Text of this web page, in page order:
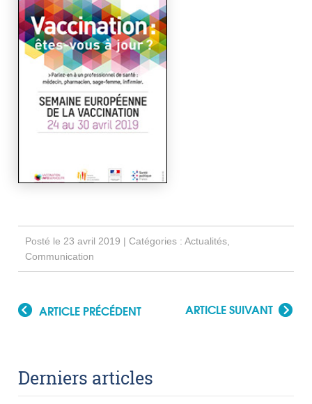
Posté le 23 avril 2019 | Catégories :Actualités,
Communication
ARTICLE PRÉCÉDENT ARTICLE SUIVANT
Derniers articles